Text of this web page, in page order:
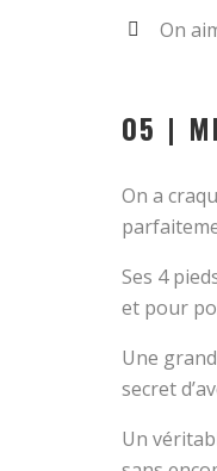
On
05 |
On a
Ses 4
et pour
Une
secret
Un